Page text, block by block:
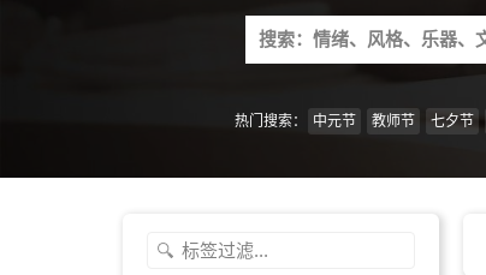
Search
for:
热门搜索： 中元节 教师节 七夕节